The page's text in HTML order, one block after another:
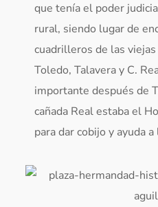
que tenía el poder
rural, siendo lugar de
cuadrilleros de las
Toledo, Talavera y C.
importante después de
cañada Real estaba el
para dar cobijo y ayuda